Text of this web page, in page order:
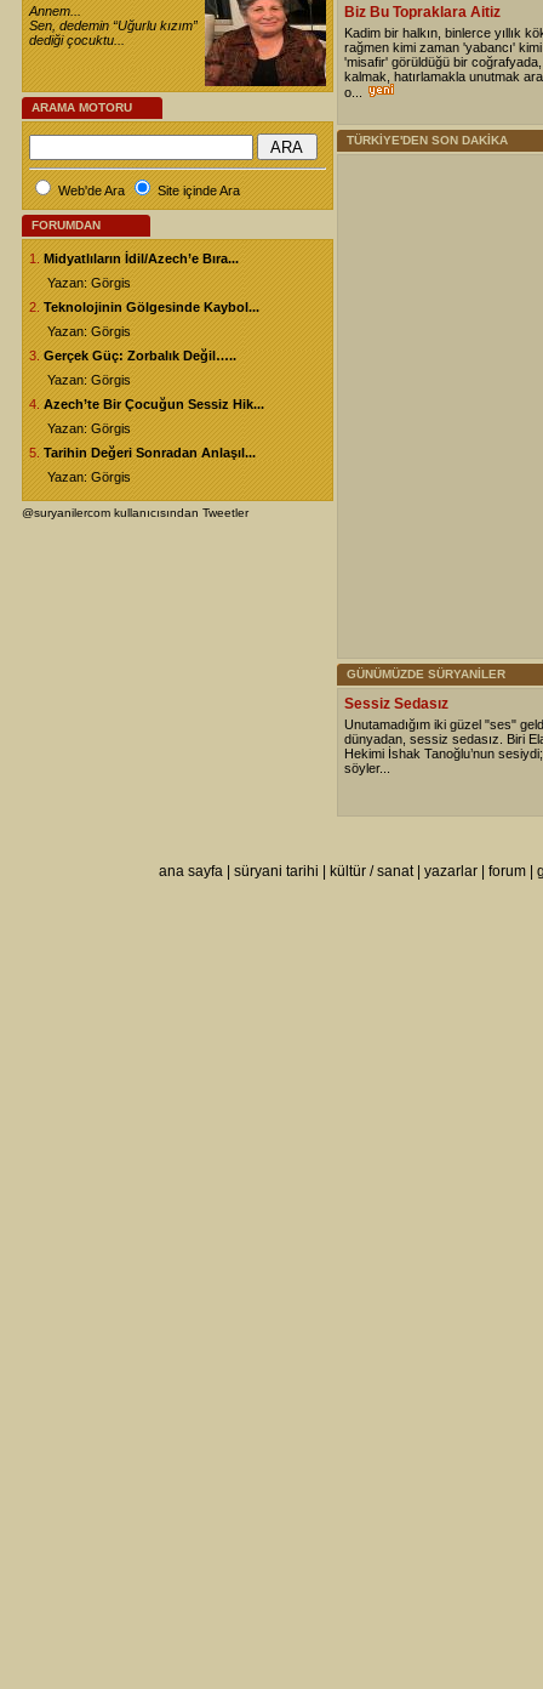
Annem...
Sen, dedemin “Uğurlu kızım”
dediği çocuktu...
ARAMA MOTORU
Web'de Ara Site içinde Ara
FORUMDAN
1.
Midyatlıların İdil/Azech’e Bıra...
Yazan: Görgis
2. Teknolojinin Gölgesinde Kaybol...
Yazan: Görgis
3. Gerçek Güç: Zorbalık Değil…..
Yazan: Görgis
4. Azech’te Bir Çocuğun Sessiz Hik...
Yazan: Görgis
5. Tarihin Değeri Sonradan Anlaşıl...
Yazan: Görgis
@suryanilercom kullanıcısından Tweetler
Biz Bu Topraklara Aitiz
Kadim bir halkın, binlerce yıllık
rağmen kimi zaman 'yabancı'
'misafir' görüldüğü bir
kalmak, hatırlamakla unutmak
o...
TÜRKİYE'DEN SON DAKİKA
GÜNÜMÜZDE SÜRYANİLER
Sessiz Sedasız
Unutamadığım iki güzel "ses"
dünyadan, sessiz sedasız. Biri
Hekimi İshak Tanoğlu’nun
söyler...
ana sayfa süryani tarihi kültür / sanat| yazarlar forum